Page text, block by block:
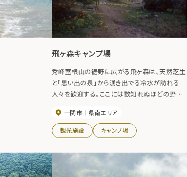
飛ヶ森キャンプ場
秀峰室根山の裾野に広がる飛ヶ森は、天然芝生
と「思い出の泉」から湧き出でる冷水が訪れる
人々を歓迎する。ここには数知れぬほどの野鳥
たといわれる。春には、桜、ツツジ、山菜。夏には
キャンプ、ピクニック。秋には紅葉、ハツタケ狩
り、いも煮会など、四季折々の趣があり景勝豊か
旬～10月下旬
一関市 県南エリア
観光施設 キャンプ場